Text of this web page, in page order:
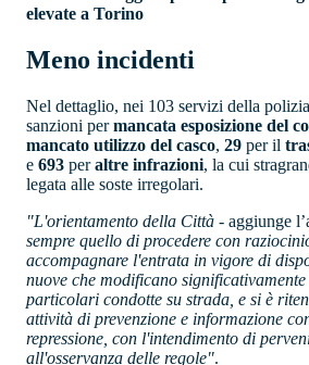
elevate a Torino
Meno incidenti
Nel dettaglio, nei 103 servizi della
sanzioni permancata esposizione del
mancato utilizzo del casco, 29 per il
e 693 peraltre infrazioni, la cui
legata alle soste irregolari.
"L'orientamento della Città - aggiunge
sempre quello di procedere con
accompagnare l'entrata in vigore di
nuove che modificano
particolari condotte su strada, e si è
attività di prevenzione e informazione
repressione, con l'intendimento di
all'osservanza delle regole".